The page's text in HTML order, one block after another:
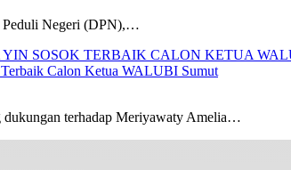
Peduli Negeri (DPN),…
Calon Ketua WALUBI Sumut
terhadap Meriyawaty Amelia…